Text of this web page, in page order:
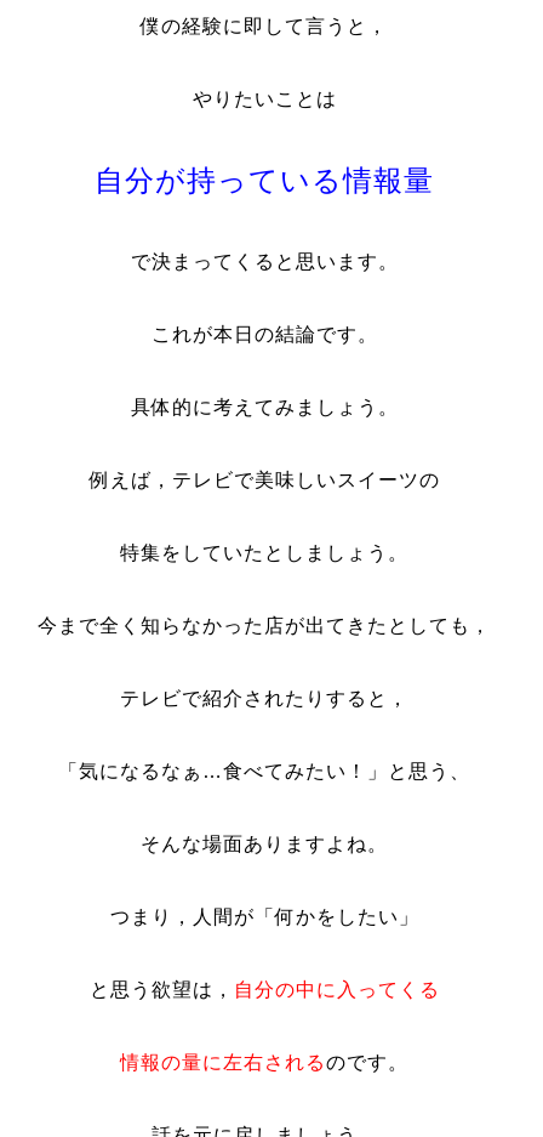
僕の経験に即して言うと，
やりたいことは
自分が持っている情報量
で決まってくると思います。
これが本日の結論です。
具体的に考えてみましょう。
例えば，テレビで美味しいスイーツの
特集をしていたとしましょう。
今まで全く知らなかった店が出てきたとしても，
テレビで紹介されたりすると，
「気になるなぁ…食べてみたい！」と思う、
そんな場面ありますよね。
つまり，人間が「何かをしたい」
と思う欲望は， 自分の中に入ってくる
情報の量に左右されるのです。